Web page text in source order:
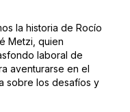
la historia de Rocío
Metzi, quien
laboral de
aventurarse en el
sobre los desafíos y